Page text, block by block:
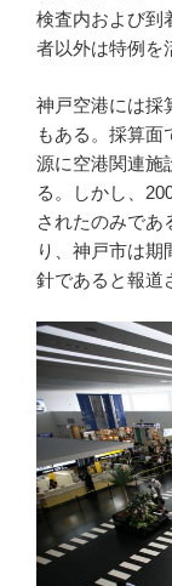
検査内および到
者以外は特例を
神戸空港には採
もある。採算
源に空港関連施
る。しかし、
されたのみであ
り、神戸市は
針であると報道